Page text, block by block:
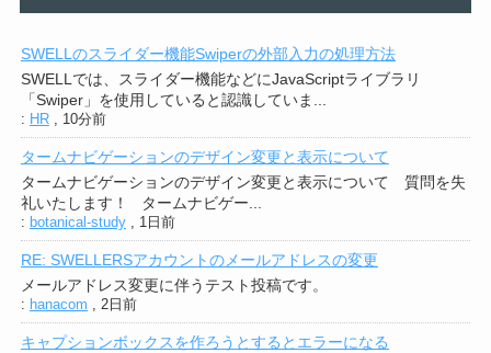
SWELLのスライダー機能Swiperの外部入力の処理方法
SWELLでは、スライダー機能などにJavaScriptライブラリ
「Swiper」を使用していると認識していま...
: HR, 10分前
タームナビゲーションのデザイン変更と表示について
タームナビゲーションのデザイン変更と表示について 質問を失
礼いたします！ タームナビゲー...
: botanical-study, 1日前
RE: SWELLERSアカウントのメールアドレスの変更
メールアドレス変更に伴うテスト投稿です。
: hanacom , 2日前
キャプションボックスを作ろうとするとエラーになる